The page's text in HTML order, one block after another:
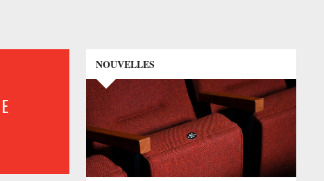
NOUVELLES